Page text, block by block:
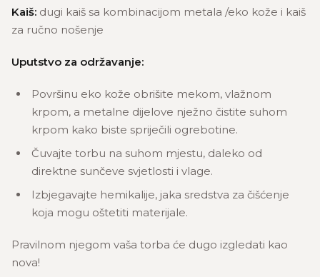
Kaiš: dugi kaiš sa kombinacijom metala /eko kože i kaiš
za ručno nošenje
Uputstvo za održavanje:
Površinu eko kože obrišite mekom, vlažnom
krpom, a metalne dijelove nježno čistite suhom
krpom kako biste spriječili ogrebotine.
Čuvajte torbu na suhom mjestu, daleko od
direktne sunčeve svjetlosti i vlage.
Izbjegavajte hemikalije, jaka sredstva za čišćenje
koja mogu oštetiti materijale.
Pravilnom njegom vaša torba će dugo izgledati kao
nova!